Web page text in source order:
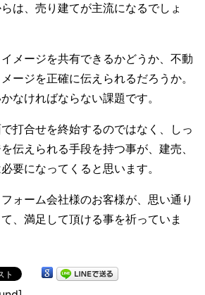
は、売り建てが主流になるでしょ
メージを共有できるかどうか、不動
ージを正確に伝えられるだろうか。
なければならない課題です。
打合せを終始するのではなく、しっ
伝えられる手段を持つ事が、建売、
要になってくると思います。
ォーム会社様のお客様が、思い通り
、満足して頂ける事を祈っていま